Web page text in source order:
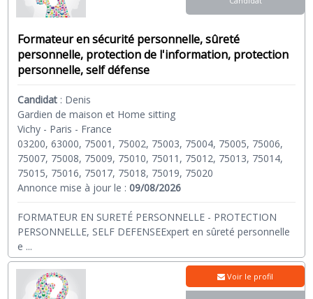
Formateur en sécurité personnelle, sûreté
personnelle, protection de l'information, protection
personnelle, self défense
Candidat : Denis
Gardien de maison et Home sitting
Vichy - Paris - France
03200, 63000, 75001, 75002, 75003, 75004, 75005, 75006,
75007, 75008, 75009, 75010, 75011, 75012, 75013, 75014,
75015, 75016, 75017, 75018, 75019, 75020
Annonce mise à jour le :09/08/2026
FORMATEUR EN SURETÉ PERSONNELLE - PROTECTION
PERSONNELLE, SELF DEFENSEExpert en sûreté personnelle
e ...
Voir le profil